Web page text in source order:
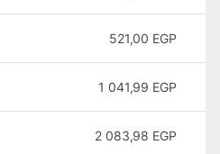
521,00 EGP
1 041,99 EGP
2 083,98 EGP